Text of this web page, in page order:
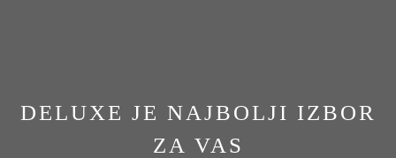
DELUXE JE NAJBOLJI IZBOR
ZA VAS